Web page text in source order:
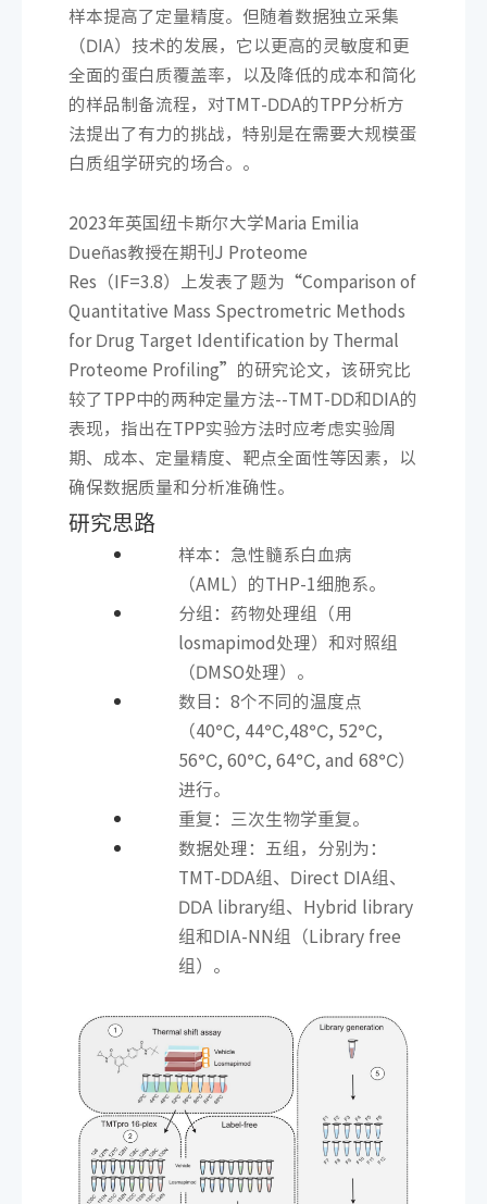
样本提高了定量精度。但随着数据独立采集
（DIA）技术的发展，它以更高的灵敏度和更
全面的蛋白质覆盖率，以及降低的成本和简化
的样品制备流程，对TMT-DDA的TPP分析方
法提出了有力的挑战，特别是在需要大规模蛋
白质组学研究的场合。。
2023年英国纽卡斯尔大学Maria Emilia
Dueñas教授在期刊J Proteome
Res（IF=3.8）上发表了题为“Comparison of
Quantitative Mass Spectrometric Methods
for Drug Target Identification by Thermal
Proteome Profiling”的研究论文，该研究比
较了TPP中的两种定量方法--TMT-DD和DIA的
表现，指出在TPP实验方法时应考虑实验周
期、成本、定量精度、靶点全面性等因素，以
确保数据质量和分析准确性。
研究思路
样本：急性髓系白血病
（AML）的THP-1细胞系。
分组：药物处理组（用
losmapimod处理）和对照组
（DMSO处理）。
数目：8个不同的温度点
（40℃, 44℃,48℃, 52℃,
56℃, 60℃, 64℃, and 68℃）
进行。
重复：三次生物学重复。
数据处理：五组，分别为：
TMT-DDA组、Direct DIA组、
DDA library组、Hybrid library
组和DIA-NN组（Library free
组）。